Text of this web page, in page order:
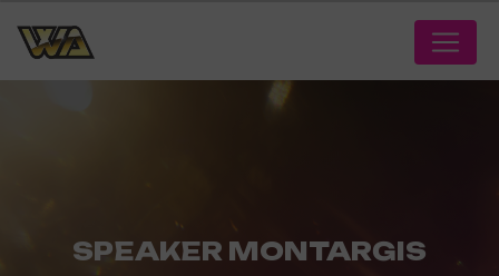
SPEAKER MONTARGIS